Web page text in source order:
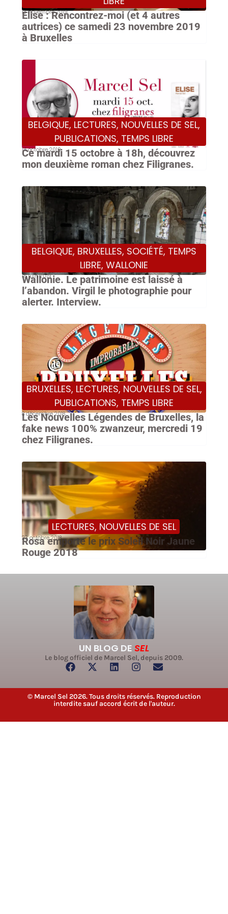
13 novembre 2019
Elise : Rencontrez-moi (et 4 autres
autrices) ce samedi 23 novembre 2019
à Bruxelles
BELGIQUE, LECTURES, NOUVELLES DE SEL,
PUBLICATIONS, TEMPS LIBRE
14 octobre 2019
Ce mardi 15 octobre à 18h, découvrez
mon deuxième roman chez Filigranes.
BELGIQUE, BRUXELLES, SOCIÉTÉ, TEMPS
LIBRE, WALLONIE
16 juin 2019
Wallonie. Le patrimoine est laissé à
l’abandon. Virgil le photographie pour
alerter. Interview.
BRUXELLES, LECTURES, NOUVELLES DE SEL,
PUBLICATIONS, TEMPS LIBRE
8 décembre 2018
Les Nouvelles Légendes de Bruxelles, la
fake news 100% zwanzeur, mercredi 19
chez Filigranes.
LECTURES, NOUVELLES DE SEL
23 octobre 2018
Rosa emporte le prix Soleil Noir Jaune
Rouge 2018
UN BLOG DE SEL
Le blog officiel de Marcel Sel, depuis 2009.
© Marcel Sel 2026. Tous droits réservés. Reproduction
interdite sauf accord écrit de l'auteur.